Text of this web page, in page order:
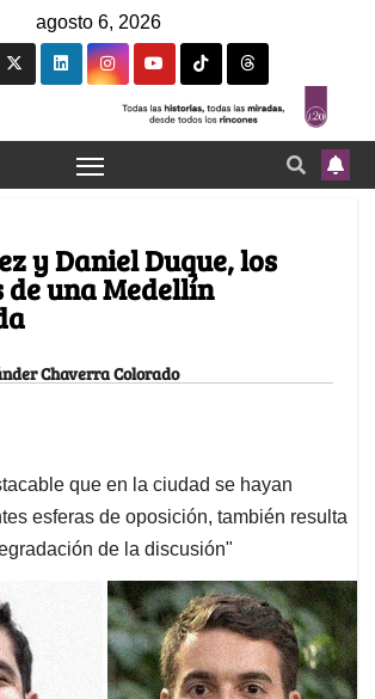
agosto 6, 2026
y Daniel Duque, los
una Medellín
Chaverra Colorado
que en la ciudad se hayan
esferas de oposición, también resulta
de la discusión"